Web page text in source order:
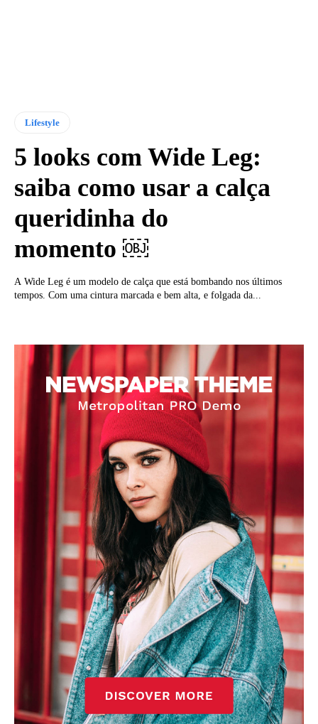
Lifestyle
5 looks com Wide Leg:
saiba como usar a calça
queridinha do
momento ￼
A Wide Leg é um modelo de calça que está bombando nos últimos
tempos. Com uma cintura marcada e bem alta, e folgada da...